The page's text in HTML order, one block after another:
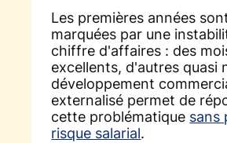
Les premières années
marquées par une
chiffre d'affaires : des
excellents, d'autres quasi
développement
externalisé permet de
cette problématique sans
risque salarial.